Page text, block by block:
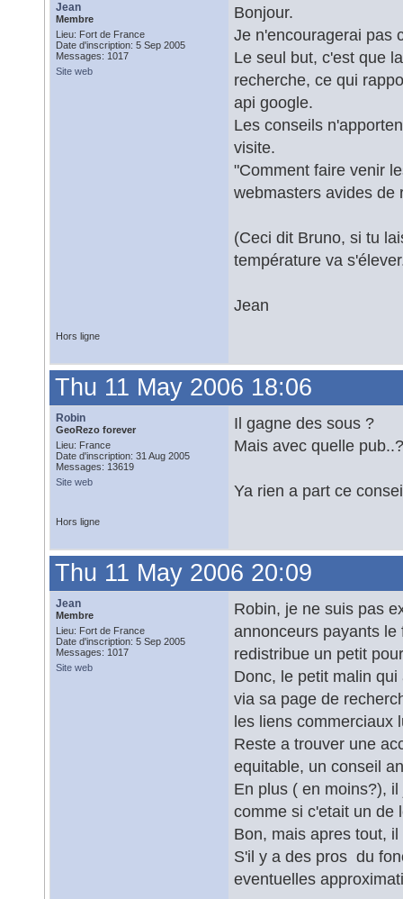
Jean
Membre
Lieu: Fort de France
Date d'inscription: 5 Sep 2005
Messages: 1017
Site web
Bonjour.
Je n'encouragerai pas
Le seul but, c'est que
recherche, ce qui
api google.
Les conseils
visite.
"Comment faire venir
webmasters avides de
(Ceci dit Bruno, si tu
température va
Jean
Hors ligne
Thu 11 May 2006 18:06
Robin
GeoRezo forever
Lieu: France
Date d'inscription: 31 Aug 2005
Messages: 13619
Site web
Il gagne des sous ?
Mais avec quelle pub..?
Ya rien a part ce
Hors ligne
Thu 11 May 2006 20:09
Jean
Membre
Lieu: Fort de France
Date d'inscription: 5 Sep 2005
Messages: 1017
Site web
Robin, je ne suis pas
annonceurs payants
redistribue un petit
Donc, le petit malin
via sa page de
les liens commerciaux
Reste a trouver une
equitable, un conseil
En plus ( en moins?),
comme si c'etait un de
Bon, mais apres tout,
S'il y a des pros du
eventuelles